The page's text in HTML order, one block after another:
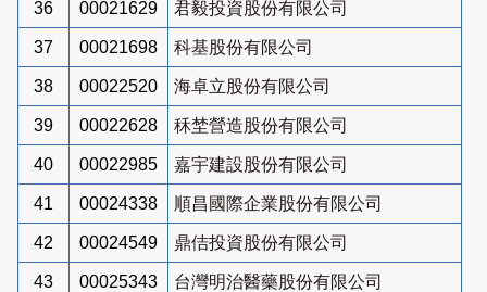
36 00021629 君毅投資股份有限公司
37 00021698 科基股份有限公司
38 00022520 海卓立股份有限公司
39 00022628 秝埜營造股份有限公司
40 00022985 嘉宇建設股份有限公司
41 00024338 順昌國際企業股份有限公司
42 00024549 鼎佶投資股份有限公司
43 00025343 台灣明治醫藥股份有限公司